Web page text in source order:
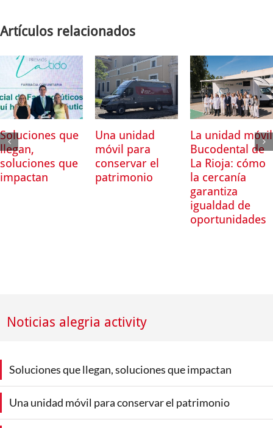
Artículos relacionados
Soluciones que
llegan,
soluciones que
impactan
Una unidad
móvil para
conservar el
patrimonio
La unidad móvil
Bucodental de
La Rioja: cómo
la cercanía
garantiza
igualdad de
oportunidades
Noticias alegria activity
Soluciones que llegan, soluciones que impactan
Una unidad móvil para conservar el patrimonio